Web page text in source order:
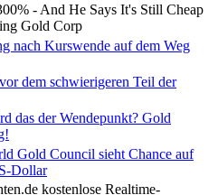
- And He Says It's Still Cheap
Gold Corp
nach Kurswende auf dem Weg
dem schwierigeren Teil der
das der Wendepunkt? Gold
Gold Council sieht Chance auf
Dollar
kostenlose Realtime-